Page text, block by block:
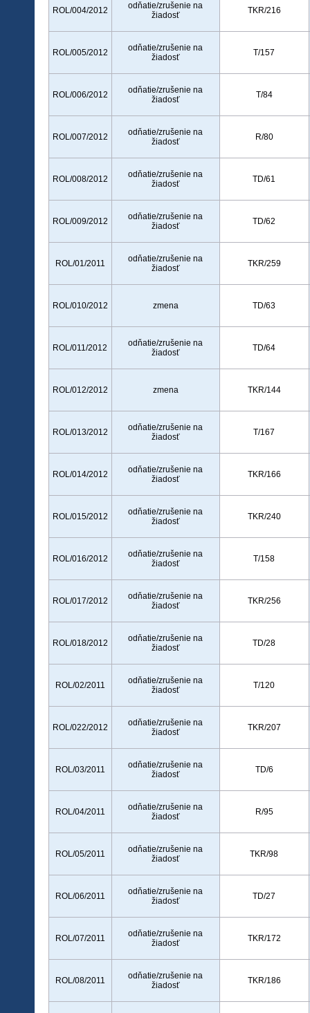
ROL/004/2012
odňatie/zrušenie na
žiadosť
TKR/216
ROL/005/2012
odňatie/zrušenie na
žiadosť
T/157
ROL/006/2012
odňatie/zrušenie na
žiadosť
T/84
ROL/007/2012
odňatie/zrušenie na
žiadosť
R/80
ROL/008/2012
odňatie/zrušenie na
žiadosť
TD/61
ROL/009/2012
odňatie/zrušenie na
žiadosť
TD/62
ROL/01/2011
odňatie/zrušenie na
žiadosť
TKR/259
ROL/010/2012 zmena TD/63
ROL/011/2012
odňatie/zrušenie na
žiadosť
TD/64
ROL/012/2012 zmena TKR/144
ROL/013/2012
odňatie/zrušenie na
žiadosť
T/167
ROL/014/2012
odňatie/zrušenie na
žiadosť
TKR/166
ROL/015/2012
odňatie/zrušenie na
žiadosť
TKR/240
ROL/016/2012
odňatie/zrušenie na
žiadosť
T/158
ROL/017/2012
odňatie/zrušenie na
žiadosť
TKR/256
ROL/018/2012
odňatie/zrušenie na
žiadosť
TD/28
ROL/02/2011
odňatie/zrušenie na
žiadosť
T/120
ROL/022/2012
odňatie/zrušenie na
žiadosť
TKR/207
ROL/03/2011
odňatie/zrušenie na
žiadosť
TD/6
ROL/04/2011
odňatie/zrušenie na
žiadosť
R/95
ROL/05/2011
odňatie/zrušenie na
žiadosť
TKR/98
ROL/06/2011
odňatie/zrušenie na
žiadosť
TD/27
ROL/07/2011
odňatie/zrušenie na
žiadosť
TKR/172
ROL/08/2011
odňatie/zrušenie na
žiadosť
TKR/186